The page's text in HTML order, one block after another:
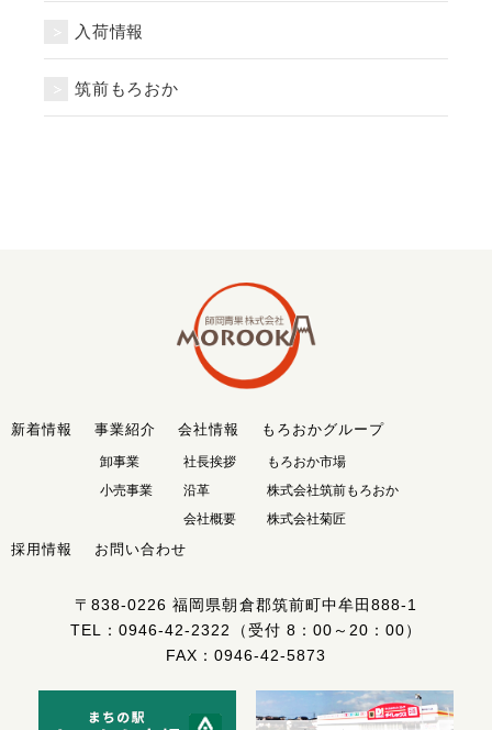
入荷情報
筑前もろおか
新着情報 事業紹介
卸事業
小売事業
会社情報
社長挨拶
沿革
会社概要
もろおかグループ
もろおか市場
株式会社筑前もろおか
株式会社菊匠
採用情報 お問い合わせ
〒838-0226福岡県朝倉郡筑前町中牟田888-1
TEL： 0946-42-2322
（受付 8：00～20：00）
FAX：0946-42-5873